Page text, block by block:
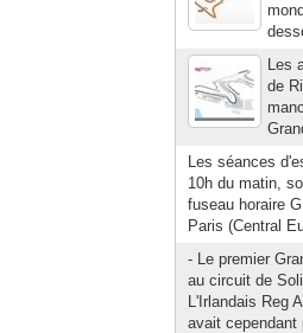
Les
de
Les séances
10h du matin,
fuseau horaire
Paris (Central
- Le premier
au circuit de
L'Irlandais Reg
avait